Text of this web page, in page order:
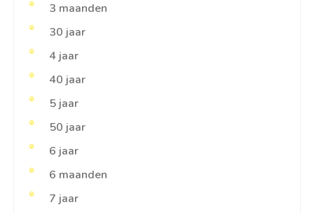
3 maanden
30 jaar
4 jaar
40 jaar
5 jaar
50 jaar
6 jaar
6 maanden
7 jaar